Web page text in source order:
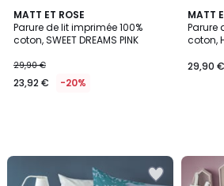
MATT ET ROSE
Parure de lit imprimée 100%
coton, SWEET DREAMS PINK
29,90 €
23,92 € -20%
MATT
Parure
coton,
29,90 €